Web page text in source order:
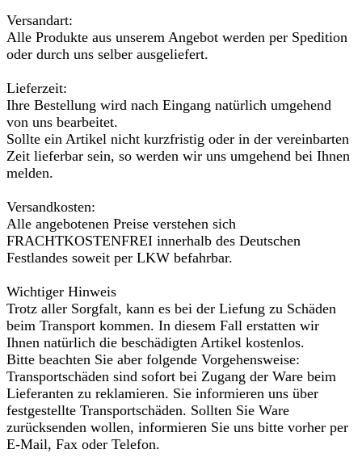
Versandart:
Alle Produkte aus unserem Angebot werden per Spedition
oder durch uns selber ausgeliefert.
Lieferzeit:
Ihre Bestellung wird nach Eingang natürlich umgehend
von uns bearbeitet.
Sollte ein Artikel nicht kurzfristig oder in der vereinbarten
Zeit lieferbar sein, so werden wir uns umgehend bei Ihnen
melden.
Versandkosten:
Alle angebotenen Preise verstehen sich
FRACHTKOSTENFREI innerhalb des Deutschen
Festlandes soweit per LKW befahrbar.
Wichtiger Hinweis
Trotz aller Sorgfalt, kann es bei der Liefung zu Schäden
beim Transport kommen. In diesem Fall erstatten wir
Ihnen natürlich die beschädigten Artikel kostenlos.
Bitte beachten Sie aber folgende Vorgehensweise:
Transportschäden sind sofort bei Zugang der Ware beim
Lieferanten zu reklamieren. Sie informieren uns über
festgestellte Transportschäden. Sollten Sie Ware
zurücksenden wollen, informieren Sie uns bitte vorher per
E-Mail, Fax oder Telefon.